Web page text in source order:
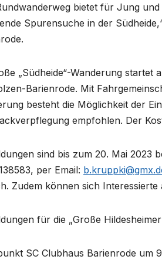
bietet für Jung
Spurensuche in der
„Südheide“-Wanderung startet
Barienrode. Mit
besteht die Möglichkeit der
empfohlen. Der
sind bis zum 20. Mai 2023
per Email:
Zudem können sich
für die „Große
SC Clubhaus Barienrode um